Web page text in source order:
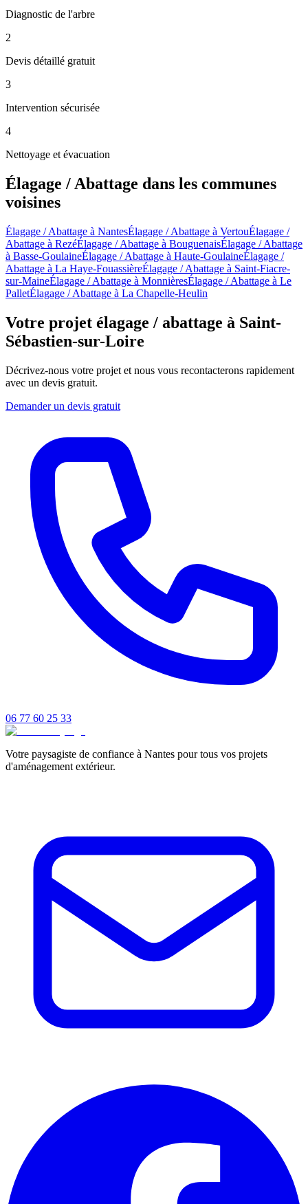
Diagnostic de l'arbre
2
Devis détaillé gratuit
3
Intervention sécurisée
4
Nettoyage et évacuation
Élagage / Abattage dans les communes
voisines
Élagage / Abattage à NantesÉlagage / Abattage à VertouÉlagage /
Abattage à RezéÉlagage / Abattage à BouguenaisÉlagage / Abattage
à Basse-GoulaineÉlagage / Abattage à Haute-GoulaineÉlagage /
Abattage à La Haye-FouassièreÉlagage / Abattage à Saint-Fiacre-
sur-MaineÉlagage / Abattage à MonnièresÉlagage / Abattage à Le
PalletÉlagage / Abattage à La Chapelle-Heulin
Votre projet élagage / abattage à Saint-
Sébastien-sur-Loire
Décrivez-nous votre projet et nous vous recontacterons rapidement
avec un devis gratuit.
Demander un devis gratuit
06 77 60 25 33
Votre paysagiste de confiance à Nantes pour tous vos projets
d'aménagement extérieur.